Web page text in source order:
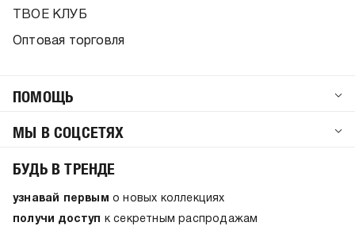
ТВОЕ КЛУБ
Оптовая торговля
ПОМОЩЬ
МЫ В СОЦСЕТЯХ
БУДЬ В ТРЕНДЕ
узнавай первым о новых коллекциях
получи доступ к секретным распродажам